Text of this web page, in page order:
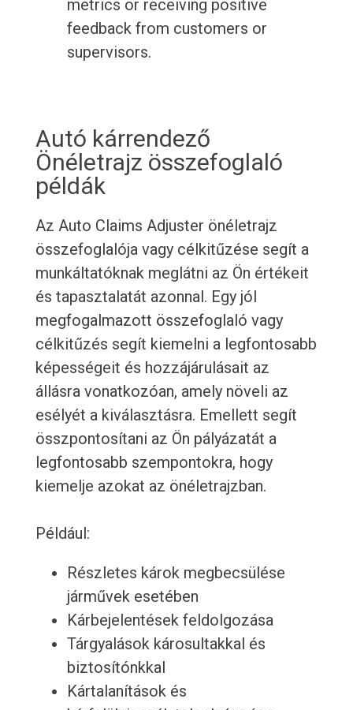
metrics or receiving positive
feedback from customers or
supervisors.
Autó kárrendező
Önéletrajz összefoglaló
példák
Az Auto Claims Adjuster önéletrajz
összefoglalója vagy célkitűzése segít a
munkáltatóknak meglátni az Ön értékeit
és tapasztalatát azonnal. Egy jól
megfogalmazott összefoglaló vagy
célkitűzés segít kiemelni a legfontosabb
képességeit és hozzájárulásait az
állásra vonatkozóan, amely növeli az
esélyét a kiválasztásra. Emellett segít
összpontosítani az Ön pályázatát a
legfontosabb szempontokra, hogy
kiemelje azokat az önéletrajzban.
Például:
Részletes károk megbecsülése
járművek esetében
Kárbejelentések feldolgozása
Tárgyalások károsultakkal és
biztosítónkkal
Kártalanítások és